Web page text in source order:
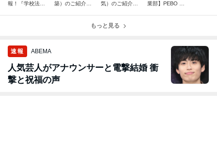
報！『学校法人
築）のご紹介！
気）のご紹介！
西区)
業部】PEBO D
もっと見る
速報 ABEMA
人気芸人がアナウンサーと電撃結婚 衝
撃と祝福の声